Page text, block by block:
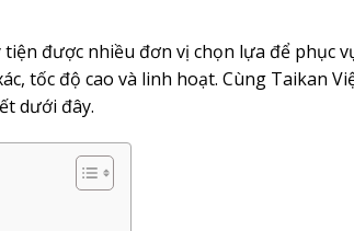
được nhiều đơn vị chọn lựa để phục
tốc độ cao và linh hoạt. Cùng Taikan
dưới đây.